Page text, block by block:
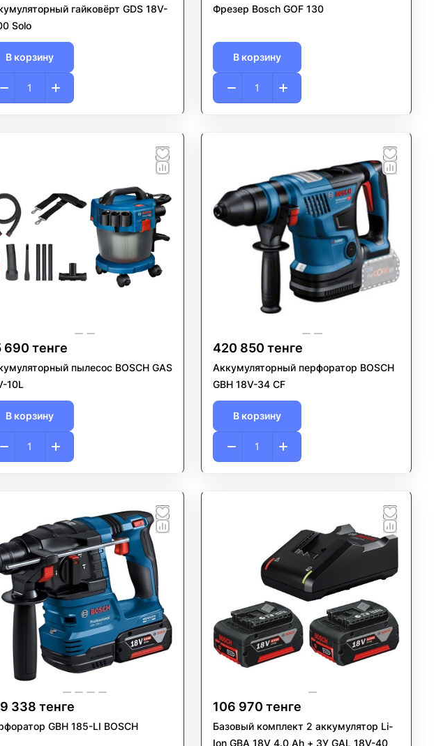
гайковёрт GDS 18V-
Solo
В корзину
Фрезер Bosch GOF 130
В корзину
690 тенге
пылесос BOSCH GAS
10L
В корзину
420 850 тенге
Аккумуляторный перфоратор BOSCH
GBH 18V-34 CF
В корзину
338 тенге
GBH 185-LI BOSCH
106 970 тенге
Базовый комплект 2 аккумулятор Li-
Ion GBA 18V 4.0 Аh + ЗУ GAL 18V-40